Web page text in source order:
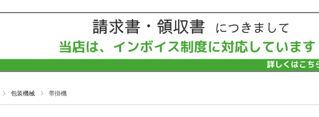
包装機械 帯掛機
プ